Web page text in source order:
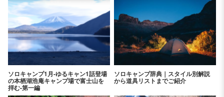
ソロキャンプ1月-ゆるキャン1話登場
の本栖湖浩庵キャンプ場で富士山を
拝む-第一編
ソロキャンプ辞典｜スタイル別解説
から道具リストまでご紹介